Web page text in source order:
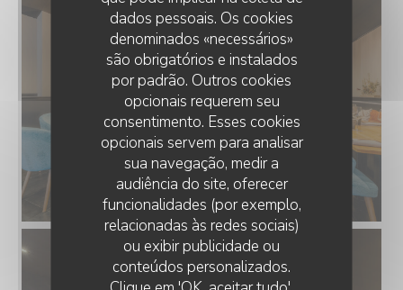
dados pessoais. Os cookies
denominados «necessários»
são obrigatórios e instalados
por padrão. Outros cookies
opcionais requerem seu
consentimento. Esses cookies
opcionais servem para analisar
sua navegação, medir a
audiência do site, oferecer
funcionalidades (por exemplo,
relacionadas às redes sociais)
ou exibir publicidade ou
conteúdos personalizados.
RESTAURANT CLAIRE'MARAIS